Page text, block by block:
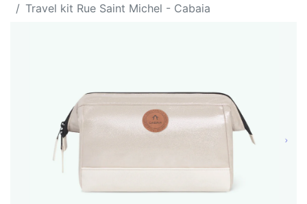
Travel kit Rue Saint Michel - Cabaia